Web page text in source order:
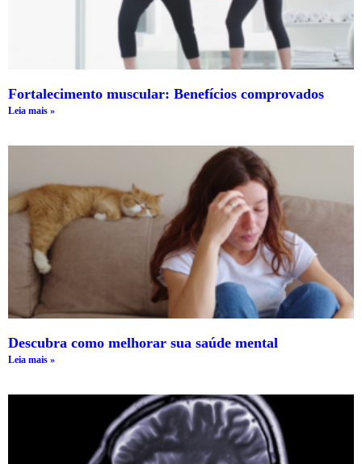
Fortalecimento muscular: Benefícios comprovados
Leia mais »
Descubra como melhorar sua saúde mental
Leia mais »